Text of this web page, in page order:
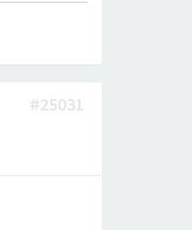
#25031